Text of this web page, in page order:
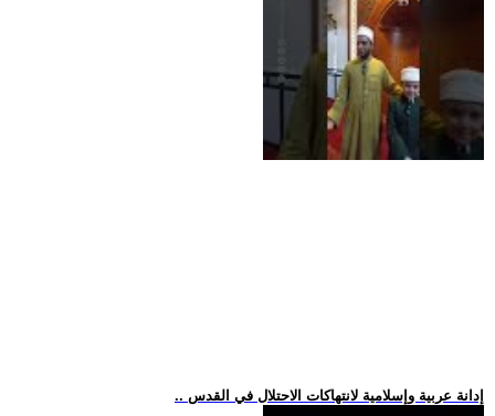
.. إدانة عربية وإسلامية لانتهاكات الاحتلال في القدس